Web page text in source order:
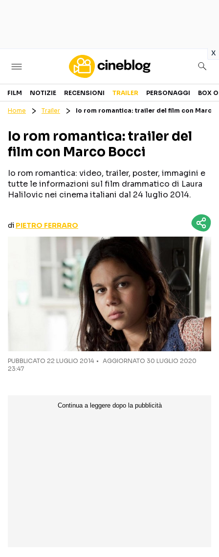
x
Cinema
GENERI
PERSONAGGI
CANALI STREAMING
Categorie
CURIOSITÀ
Seguici sui social
FILM NOTIZIE RECENSIONI TRAILER PERSONAGGI BOX
Home Trailer Io rom romantica: trailer del film con Marco
Io rom romantica: trailer del
film con Marco Bocci
Io rom romantica: video, trailer, poster, immagini e
tutte le informazioni sul film drammatico di Laura
Halilovic nei cinema italiani dal 24 luglio 2014.
di PIETRO FERRARO
PUBBLICATO 22 LUGLIO 2014
AGGIORNATO 30 LUGLIO 2020
23:47